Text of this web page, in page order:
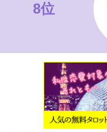
8位